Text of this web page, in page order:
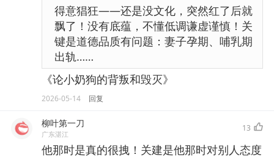
得意猖狂——还是没文化，突然红了后就
飘了！没有底蕴，不懂低调谦虚谨慎！关
键是道德品质有问题：妻子孕期、哺乳期
出轨……
《论小奶狗的背叛和毁灭》
2026-05-14 回复
柳叶第一刀
广东湛江
13
他那时是真的很拽！关建是他那时对别人态度